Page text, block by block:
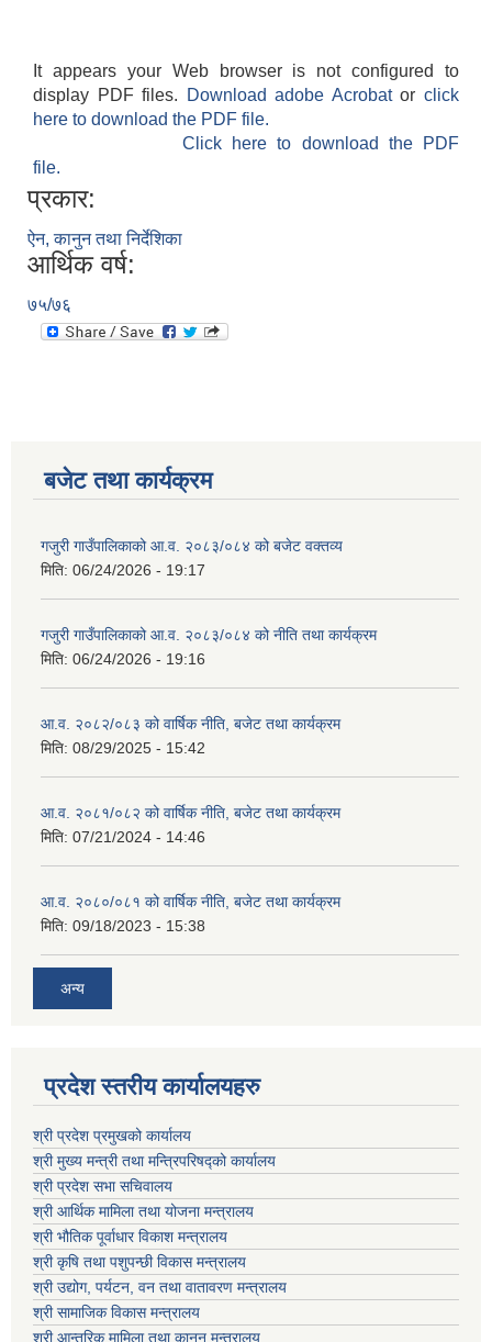
It appears your Web browser is not configured to
display PDF files.
Download adobe Acrobatorclick
here to download the PDF file.
Click here to download the PDF
file.
प्रकार:
ऐन, कानुन तथा निर्देशिका
आर्थिक वर्ष:
७५/७६
बजेट तथा कार्यक्रम
गजुरी गाउँपालिकाको आ.व. २०८३/०८४ को बजेट वक्तव्य
मिति: 06/24/2026 - 19:17
गजुरी गाउँपालिकाको आ.व. २०८३/०८४ को नीति तथा कार्यक्रम
मिति: 06/24/2026 - 19:16
आ.व. २०८२/०८३ को वार्षिक नीति, बजेट तथा कार्यक्रम
मिति: 08/29/2025 - 15:42
आ.व. २०८१/०८२ को वार्षिक नीति, बजेट तथा कार्यक्रम
मिति: 07/21/2024 - 14:46
आ.व. २०८०/०८१ को वार्षिक नीति, बजेट तथा कार्यक्रम
मिति: 09/18/2023 - 15:38
अन्य
प्रदेश स्तरीय कार्यालयहरु
श्री प्रदेश प्रमुखको कार्यालय
श्री मुख्य मन्त्री तथा मन्त्रिपरिषद्को कार्यालय
श्री प्रदेश सभा सचिवालय
श्री आर्थिक मामिला तथा योजना मन्त्रालय
श्री भौतिक पूर्वाधार विकाश मन्त्रालय
श्री कृषि तथा पशुपन्छी विकास मन्त्रालय
श्री उद्योग, पर्यटन, वन तथा वातावरण मन्त्रालय
श्री सामाजिक विकास मन्त्रालय
श्री आन्तरिक मामिला तथा कानून मन्त्रालय